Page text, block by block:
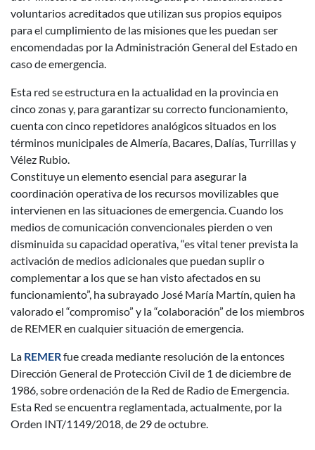
voluntarios acreditados que utilizan sus propios equipos
para el cumplimiento de las misiones que les puedan ser
encomendadas por la Administración General del Estado en
caso de emergencia.
Esta red se estructura en la actualidad en la provincia en
cinco zonas y, para garantizar su correcto funcionamiento,
cuenta con cinco repetidores analógicos situados en los
términos municipales de Almería, Bacares, Dalías, Turrillas y
Vélez Rubio.
Constituye un elemento esencial para asegurar la
coordinación operativa de los recursos movilizables que
intervienen en las situaciones de emergencia. Cuando los
medios de comunicación convencionales pierden o ven
disminuida su capacidad operativa, “es vital tener prevista la
activación de medios adicionales que puedan suplir o
complementar a los que se han visto afectados en su
funcionamiento”, ha subrayado José María Martín, quien ha
valorado el “compromiso” y la “colaboración” de los miembros
de REMER en cualquier situación de emergencia.
La REMERfue creada mediante resolución de la entonces
Dirección General de Protección Civil de 1 de diciembre de
1986, sobre ordenación de la Red de Radio de Emergencia.
Esta Red se encuentra reglamentada, actualmente, por la
Orden INT/1149/2018, de 29 de octubre.